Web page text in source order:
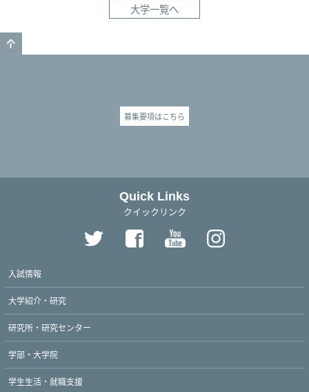
大学一覧へ
募集要項はこちら
Quick Links
クイックリンク
入試情報
大学紹介・研究
研究所・研究センター
学部・大学院
学生生活・就職支援